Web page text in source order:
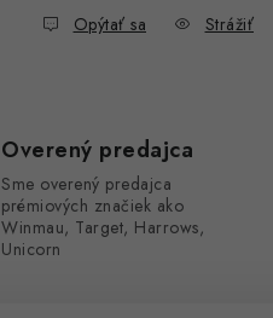
Opýtať sa Strážiť
Overený predajca
Sme overený predajca
prémiových značiek ako
Winmau, Target, Harrows,
Unicorn